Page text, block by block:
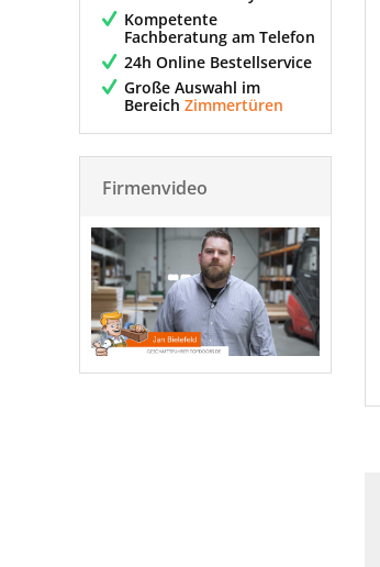
Kompetente
Fachberatung am Telefon
24h Online Bestellservice
Große Auswahl im
Bereich Zimmertüren
Firmenvideo